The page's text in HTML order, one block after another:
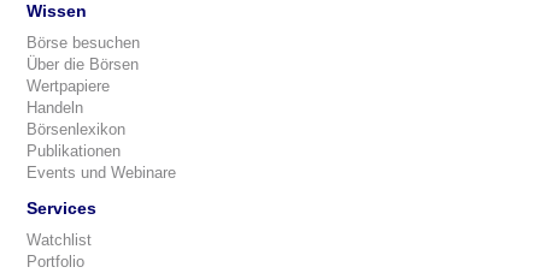
Wissen
Börse besuchen
Über die Börsen
Wertpapiere
Handeln
Börsenlexikon
Publikationen
Events und Webinare
Services
Watchlist
Portfolio